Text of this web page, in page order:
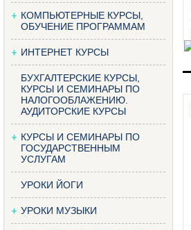
КОМПЬЮТЕРНЫЕ КУРСЫ,
ОБУЧЕНИЕ ПРОГРАММАМ
ИНТЕРНЕТ КУРСЫ
БУХГАЛТЕРСКИЕ КУРСЫ,
КУРСЫ И СЕМИНАРЫ ПО
НАЛОГООБЛАЖЕНИЮ.
АУДИТОРСКИЕ КУРСЫ
КУРСЫ И СЕМИНАРЫ ПО
ГОСУДАРСТВЕННЫМ
УСЛУГАМ
УРОКИ ЙОГИ
УРОКИ МУЗЫКИ